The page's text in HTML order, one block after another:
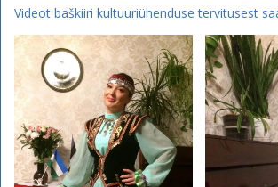
Videot baškiiri kultuuriühenduse tervitusest